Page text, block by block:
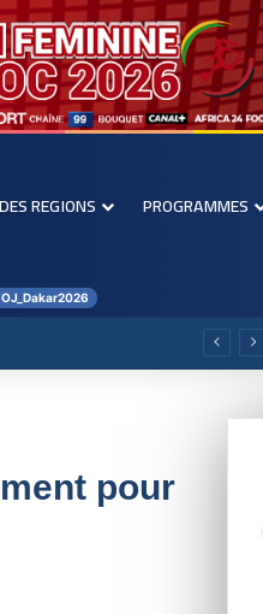
REGIONS PROGRAMMES
pour